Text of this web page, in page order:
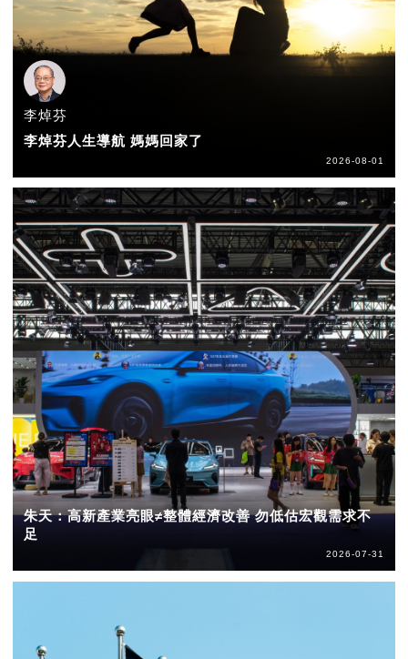
李焯芬
李焯芬人生導航 媽媽回家了
2026-08-01
朱天：高新產業亮眼≠整體經濟改善 勿低估宏觀需求不
足
2026-07-31